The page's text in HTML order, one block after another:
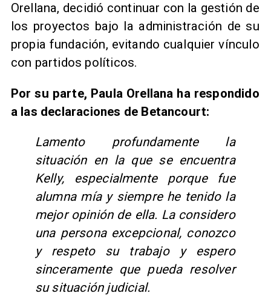
Orellana, decidió continuar con la gestión de
los proyectos bajo la administración de su
propia fundación, evitando cualquier vínculo
con partidos políticos.
Por su parte, Paula Orellana ha respondido
a las declaraciones de Betancourt:
Lamento profundamente la
situación en la que se encuentra
Kelly, especialmente porque fue
alumna mía y siempre he tenido la
mejor opinión de ella. La considero
una persona excepcional, conozco
y respeto su trabajo y espero
sinceramente que pueda resolver
su situación judicial.